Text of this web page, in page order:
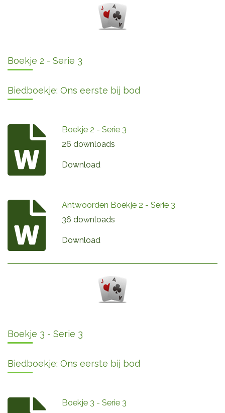
Boekje 2 - Serie 3
Biedboekje: Ons eerste bij bod
Boekje 2 - Serie 3
26 downloads
Download
Antwoorden Boekje 2 - Serie 3
36 downloads
Download
Boekje 3 - Serie 3
Biedboekje: Ons eerste bij bod
Boekje 3 - Serie 3